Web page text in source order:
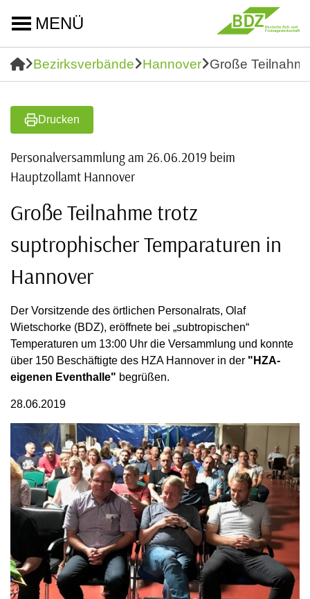
MENÜ
Bezirksverbände Hannover Große
Drucken
Personalversammlung am 26.06.2019 beim
Hauptzollamt Hannover
Große Teilnahme trotz
suptrophischer Temparaturen in
Hannover
Der Vorsitzende des örtlichen Personalrats, Olaf
Wietschorke (BDZ), eröffnete bei „subtropischen“
Temperaturen um 13:00 Uhr die Versammlung und konnte
über 150 Beschäftigte des HZA Hannover in der "HZA-
eigenen Eventhalle" begrüßen.
28.06.2019